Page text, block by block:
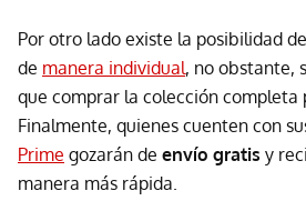
Por otro lado existe la posibilidad
de manera individual, no obstante,
que comprar la colección completa
Finalmente, quienes cuenten con
Prime gozarán de envío gratis y
manera más rápida.